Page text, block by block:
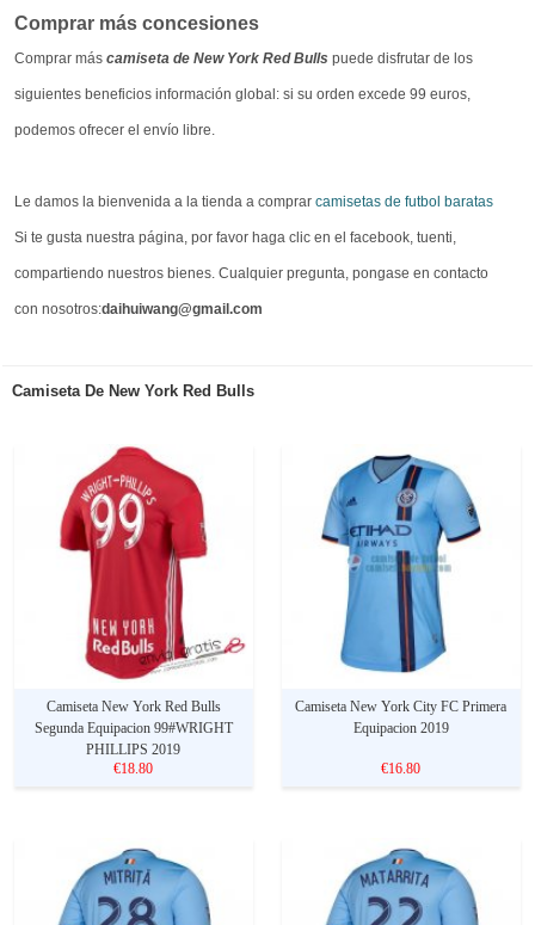
Comprar más concesiones
Comprar más camiseta de New York Red Bulls puede disfrutar de los
siguientes beneficios información global: si su orden excede 99 euros,
podemos ofrecer el envío libre.
Le damos la bienvenida a la tienda a comprar camisetas de futbol baratas
Si te gusta nuestra página, por favor haga clic en el facebook, tuenti,
compartiendo nuestros bienes. Cualquier pregunta, pongase en contacto
con nosotros:daihuiwang@gmail.com
Camiseta De New York Red Bulls
Camiseta New York Red Bulls
Segunda Equipacion 99#WRIGHT
PHILLIPS 2019
€18.80
Camiseta New York City FC Primera
Equipacion 2019
€16.80